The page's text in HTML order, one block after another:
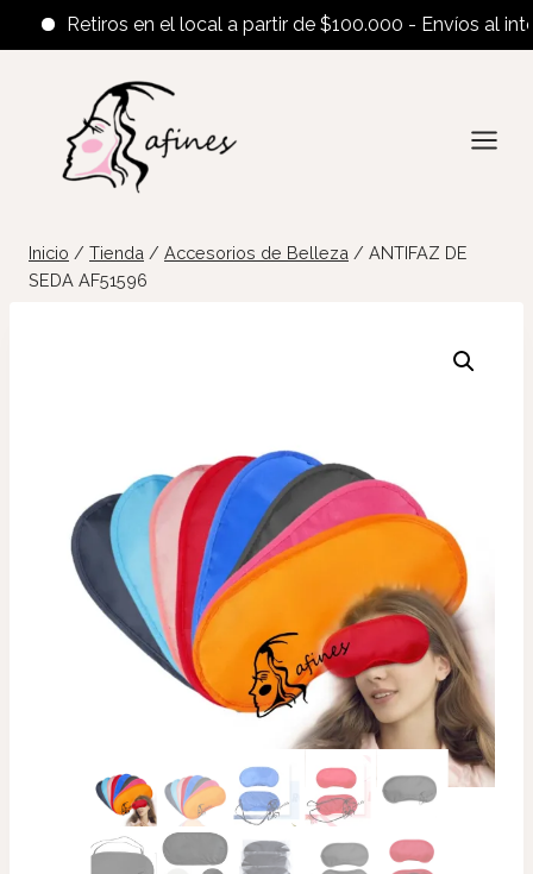
Retiros en el local a partir de $100.000 - Envíos al
contenido
Inicio / Tienda / Accesorios de Belleza / ANTIFAZ DE
SEDA AF51596